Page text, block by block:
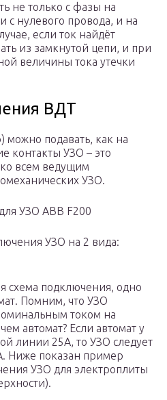
не только с фазы на
нулевого провода, и на
если ток найдёт
из замкнутой цепи, и при
величины тока утечки
ВДТ
можно подавать, как на
контакты УЗО – это
всем ведущим
УЗО.
УЗО ABB F200
УЗО на 2 вида:
схема подключения, одно
Помним, что УЗО
током на
автомат? Если автомат у
линии 25А, то УЗО следует
Ниже показан пример
УЗО для электроплиты